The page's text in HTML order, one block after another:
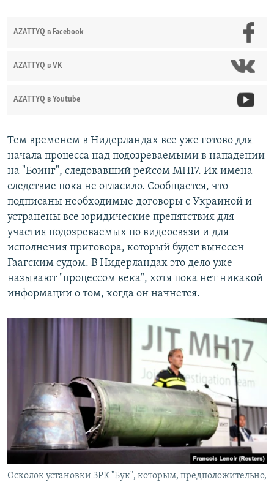
AZATTYQ в Facebook
AZATTYQ в VK
AZATTYQ в Youtube
Тем временем в Нидерландах все уже готово для
начала процесса над подозреваемыми в нападении
на "Боинг", следовавший рейсом MH17. Их имена
следствие пока не огласило. Сообщается, что
подписаны необходимые договоры с Украиной и
устранены все юридические препятствия для
участия подозреваемых по видеосвязи и для
исполнения приговора, который будет вынесен
Гаагским судом. В Нидерландах это дело уже
называют "процессом века", хотя пока нет никакой
информации о том, когда он начнется.
Осколок установки ЗРК "Бук", которым, предположительно,